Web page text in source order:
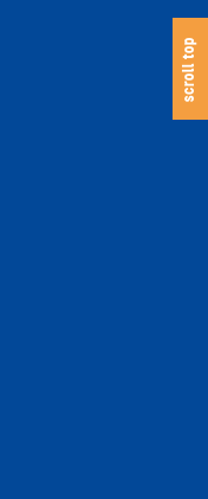
scroll tops
c
o
l
l
t
o